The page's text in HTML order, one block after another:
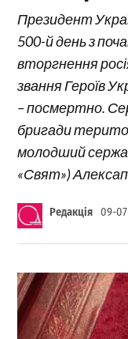
Президент
500-й день з
вторгнення
звання Героїв
– посмертно.
бригади
молодший
«Свят»)
Редакція 09-